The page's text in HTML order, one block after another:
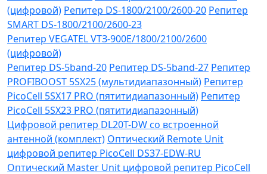
(цифровой) Репитер DS-1800/2100/2600-20 Репитер
SMART DS-1800/2100/2600-23
Репитер VЕGATEL VТЗ-900Е/1800/2100/2600
(цифровой)
Репитер DS-5band-20 Репитер DS-5band-27 Репитер
PROFIBOOST 5SX25 (мультидиапазонный) Репитер
PicoCell 5SX17 PRO (пятитидиапазонный) Репитер
PicoCell 5SX23 PRO (пятитидиапазонный)
Цифровой репитер DL20T-DW со встроенной
антенной (комплект) Оптический Remote Unit
цифровой репитер PicoCell DS37-EDW-RU
Оптический Master Unit цифровой репитер PicoCell